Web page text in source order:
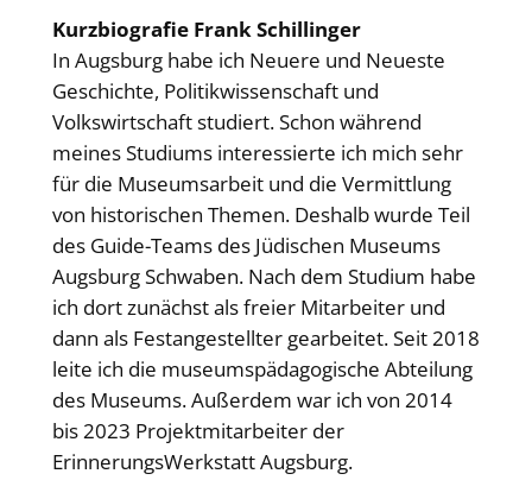
Kurzbiografie Frank Schillinger
In Augsburg habe ich Neuere und Neueste
Geschichte, Politikwissenschaft und
Volkswirtschaft studiert. Schon während
meines Studiums interessierte ich mich sehr
für die Museumsarbeit und die Vermittlung
von historischen Themen. Deshalb wurde Teil
des Guide-Teams des Jüdischen Museums
Augsburg Schwaben. Nach dem Studium habe
ich dort zunächst als freier Mitarbeiter und
dann als Festangestellter gearbeitet. Seit 2018
leite ich die museumspädagogische Abteilung
des Museums. Außerdem war ich von 2014
bis 2023 Projektmitarbeiter der
ErinnerungsWerkstatt Augsburg.